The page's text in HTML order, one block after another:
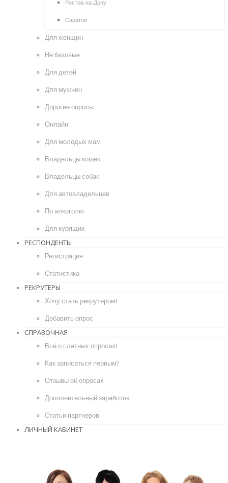
Ростов-на-Дону
Саратов
Для женщин
Не базовые
Для детей
Для мужчин
Дорогие опросы
Онлайн
Для молодых мам
Владельцы кошек
Владельцы собак
Для автовладельцев
По алкоголю
Для курящих
РЕСПОНДЕНТЫ
Регистрация
Статистика
РЕКРУТЕРЫ
Хочу стать рекрутером!
Добавить опрос
СПРАВОЧНАЯ
Всё о платных опросах!
Как записаться первым?
Отзывы об опросах
Дополнительный заработок
Статьи партнеров
ЛИЧНЫЙ КАБИНЕТ